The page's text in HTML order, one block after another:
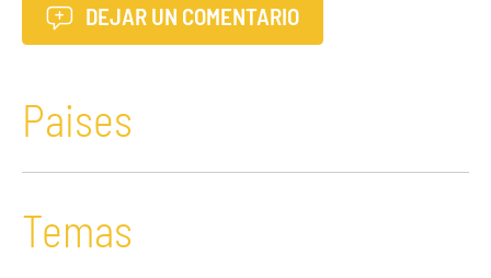
DEJAR UN COMENTARIO
Paises
Temas